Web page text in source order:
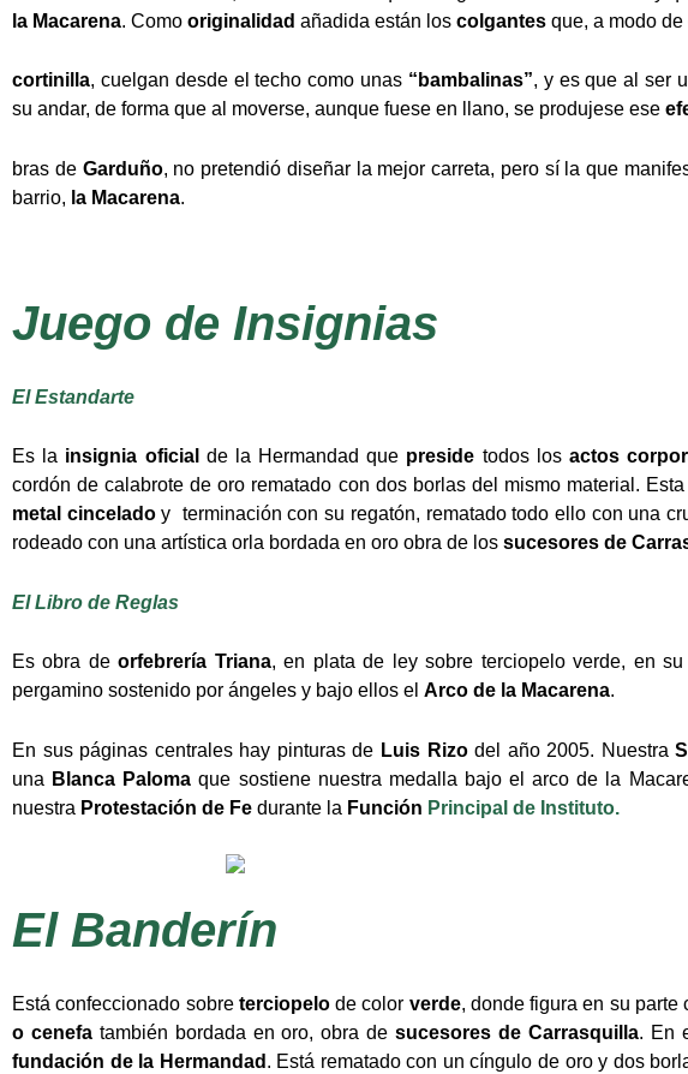
la Macarena. Como originalidad añadida están los colgantes que, a modo de
cortinilla, cuelgan desde el techo como unas “bambalinas”, y es que al ser
su andar, de forma que al moverse, aunque fuese en llano, se produjese ese
bras de Garduño, no pretendió diseñar la mejor carreta, pero sí la que
barrio, la Macarena.
Juego de Insignias
El Estandarte
Es la insignia oficial de la Hermandad que preside todos losactos
cordón de calabrote de oro rematado con dos borlas del mismo material.
metal cinceladoy terminación con su regatón, rematado todo ello con una
rodeado con una artística orla bordada en oro obra de los sucesores de
El Libro de Reglas
Es obra deorfebrería Triana, en plata de ley sobre terciopelo verde, en
pergamino sostenido por ángeles y bajo ellos el Arco de la Macarena.
En sus páginas centrales hay pinturas de Luis Rizodel año 2005. Nuestra
una Blanca Paloma que sostiene nuestra medalla bajo el arco de la
nuestra Protestación de Fe durante la Función Principal de Instituto.
El Banderín
Está confeccionado sobreterciopelode color verde, donde figura en su parte
o cenefatambién bordada en oro, obra desucesores de Carrasquilla. En
fundación de la Hermandad . Está rematado con un cíngulo de oro y dos